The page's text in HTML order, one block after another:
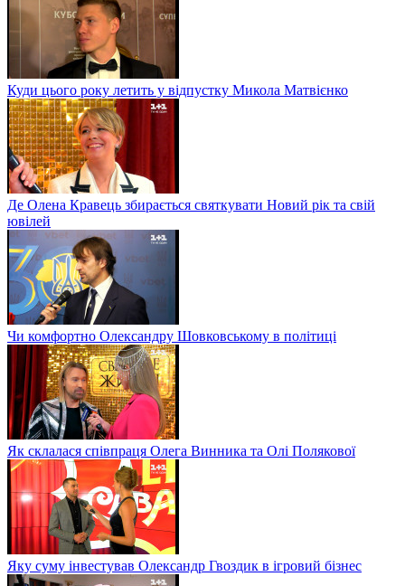
Куди цього року летить у відпустку Микола Матвієнко
Де Олена Кравець збирається святкувати Новий рік та свій
ювілей
Чи комфортно Олександру Шовковському в політиці
Як склалася співпраця Олега Винника та Олі Полякової
Яку суму інвестував Олександр Гвоздик в ігровий бізнес